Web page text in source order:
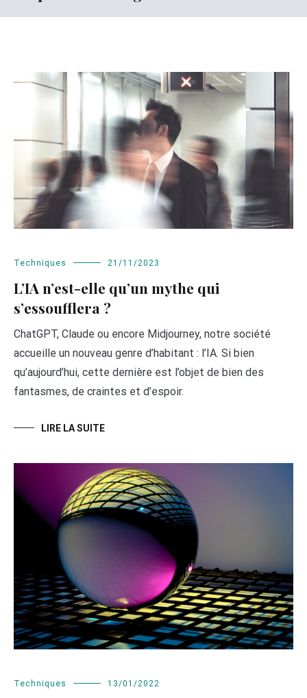
Techniques 21/11/2023
L’IA n’est-elle qu’un mythe qui
s’essoufflera ?
ChatGPT, Claude ou encore Midjourney, notre société
accueille un nouveau genre d’habitant : l’IA. Si bien
qu’aujourd’hui, cette dernière est l’objet de bien des
fantasmes, de craintes et d’espoir.
LIRE LA SUITE
Techniques 13/01/2022